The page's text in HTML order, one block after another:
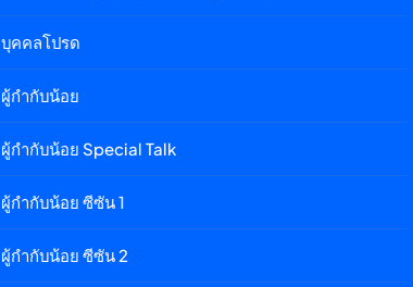
บุคคลโปรด
ผู้กำกับน้อย
ผู้กำกับน้อย Special Talk
ผู้กำกับน้อย ซีซัน 1
ผู้กำกับน้อย ซีซัน 2